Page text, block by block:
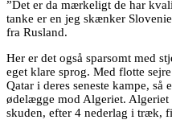
”Det er da mærkeligt de har
tanke er en jeg skænker
fra Rusland.
Her er det også sparsomt med
eget klare sprog. Med flotte
Qatar i deres seneste kampe,
ødelægge mod Algeriet.
skuden, efter 4 nederlag i træk,